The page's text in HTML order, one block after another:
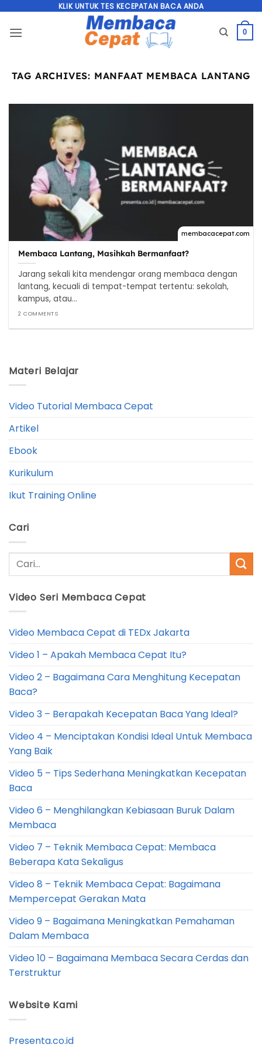
content
KLIK UNTUK TES KECEPATAN BACA ANDA
0
TAG ARCHIVES: MANFAAT MEMBACA LANTANG
Membaca Lantang, Masihkah Bermanfaat?
Jarang sekali kita mendengar orang membaca dengan
lantang, kecuali di tempat-tempat tertentu: sekolah,
kampus, atau...
2 COMMENTS
Materi Belajar
Video Tutorial Membaca Cepat
Artikel
Ebook
Kurikulum
Ikut Training Online
Cari
Video Seri Membaca Cepat
Video Membaca Cepat di TEDx Jakarta
Video 1 – Apakah Membaca Cepat Itu?
Video 2 – Bagaimana Cara Menghitung Kecepatan
Baca?
Video 3 – Berapakah Kecepatan Baca Yang Ideal?
Video 4 – Menciptakan Kondisi Ideal Untuk Membaca
Yang Baik
Video 5 – Tips Sederhana Meningkatkan Kecepatan
Baca
Video 6 – Menghilangkan Kebiasaan Buruk Dalam
Membaca
Video 7 – Teknik Membaca Cepat: Membaca
Beberapa Kata Sekaligus
Video 8 – Teknik Membaca Cepat: Bagaimana
Mempercepat Gerakan Mata
Video 9 – Bagaimana Meningkatkan Pemahaman
Dalam Membaca
Video 10 – Bagaimana Membaca Secara Cerdas dan
Terstruktur
Website Kami
Presenta.co.id